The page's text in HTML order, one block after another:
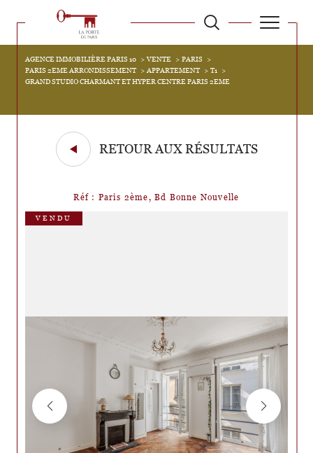
AGENCE IMMOBILIÈRE PARIS 10 VENTE
PARIS
PARIS 2EME ARRONDISSEMENT
APPARTEMENT
T1
GRAND STUDIO CHARMANT ET HYPER CENTRE PARIS 2EME
RETOUR AUX RÉSULTATS
Réf : Paris 2ème, Bd Bonne Nouvelle
VENDU